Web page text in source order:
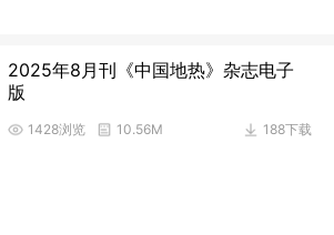
2025年8月刊《中国地热》杂志电子
版
188下载
1428浏览 10.56M